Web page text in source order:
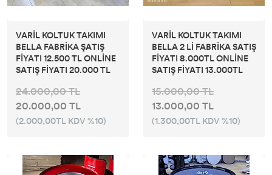
VARİL KOLTUK TAKIMI
BELLA FABRİKA ŞATIŞ
FİYATI 12.500 TL ONLİNE
SATIŞ FİYATI 20.000 TL
24.000,00 TL
20.000,00 TL
(2.000,00TL KDV %10)
VARİL KOLTUK TAKIMI
BELLA 2 Lİ FABRİKA SATIŞ
FİYATI 8.000TL ONLİNE
SATIŞ FİYATI 13.000TL
15.000,00 TL
13.000,00 TL
(1.300,00TL KDV %10)